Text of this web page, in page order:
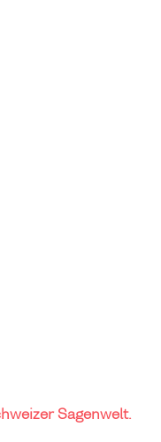
Sagenwelt.